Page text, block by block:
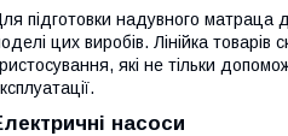
підготовки надувного матраца
цих виробів. Лінійка
які не тільки
насоси